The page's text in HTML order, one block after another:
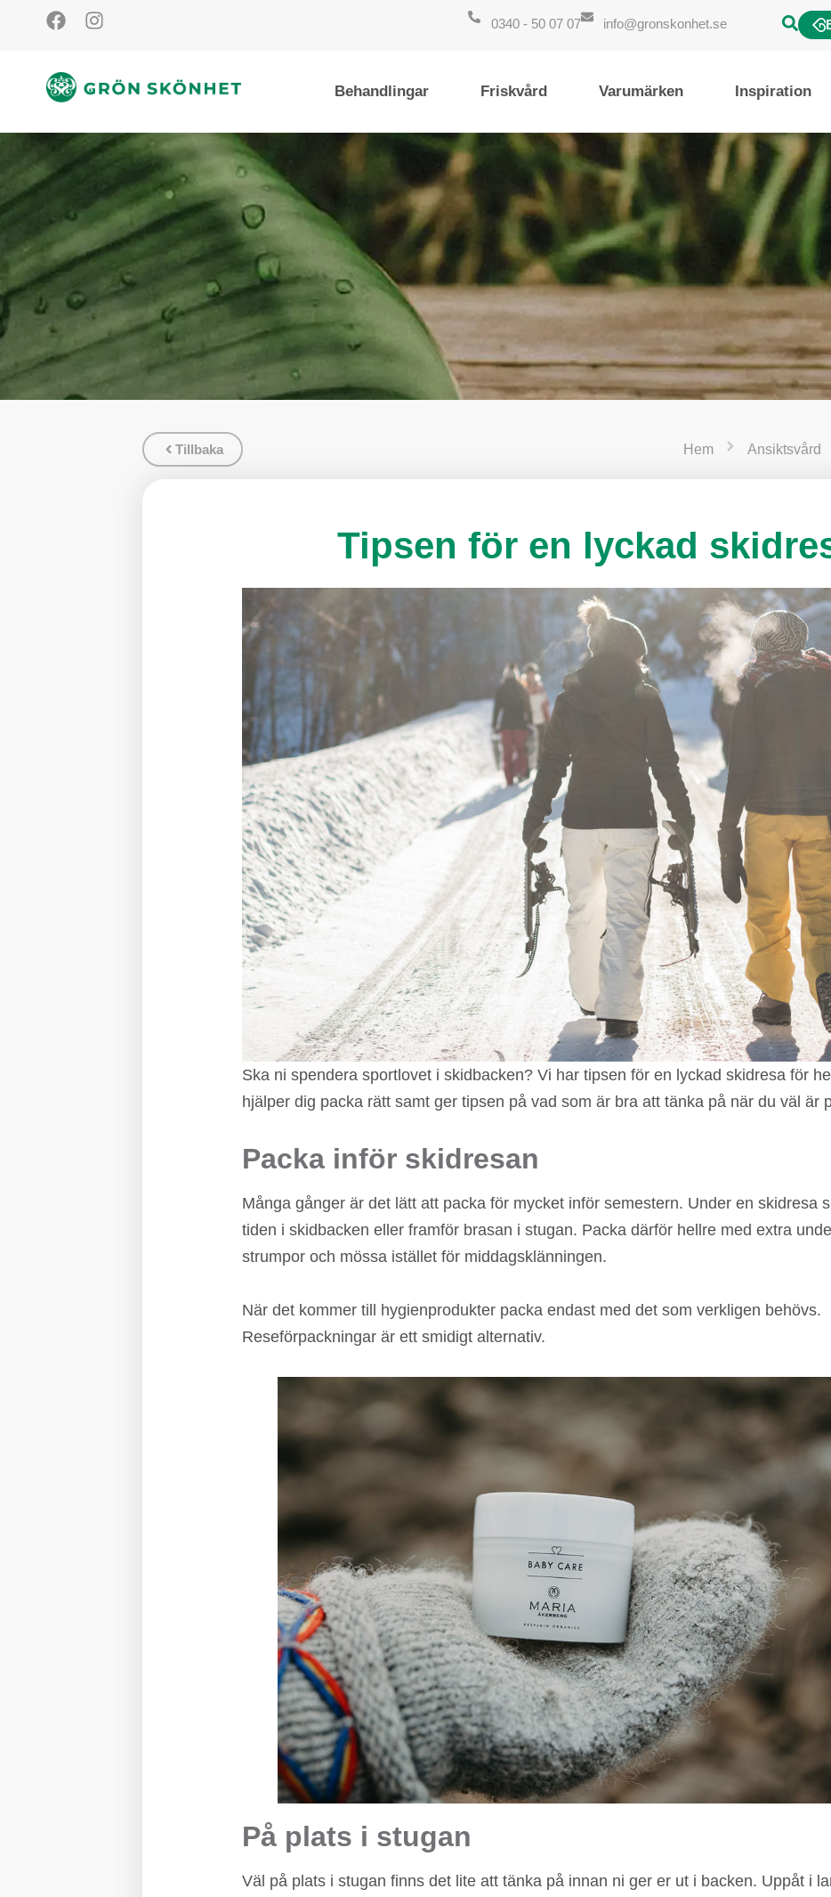
0340 - 50 07 07 info@gronskonhet.se
Behandlingar Friskvård Varumärken Inspiration
Tillbaka Hem Ansiktsvård
Tipsen för en lyckad
Ska ni spendera sportlovet i skidbacken? Vi har tipsen för en lyckad skidresa för
hjälper dig packa rätt samt ger tipsen på vad som är bra att tänka på när du väl är
Packa inför skidresan
Många gånger är det lätt att packa för mycket inför semestern. Under en skidresa
tiden i skidbacken eller framför brasan i stugan. Packa därför hellre med extra
strumpor och mössa istället för middagsklänningen.
När det kommer till hygienprodukter packa endast med det som verkligen behövs.
Reseförpackningar är ett smidigt alternativ.
På plats i stugan
Väl på plats i stugan finns det lite att tänka på innan ni ger er ut i backen. Uppåt i